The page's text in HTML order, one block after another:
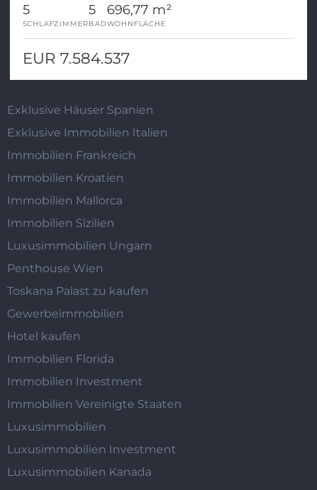
5
SCHLAFZIMMER
5
BAD
696,77 m²
WOHNFLÄCHE
EUR 7.584.537
Exklusive Häuser Spanien
Exklusive Immobilien Italien
Immobilien Frankreich
Immobilien Kroatien
Immobilien Mallorca
Immobilien Sizilien
Luxusimmobilien Ungarn
Penthouse Wien
Toskana Palast zu kaufen
Gewerbeimmobilien
Hotel kaufen
Immobilien Florida
Immobilien Investment
Immobilien Vereinigte Staaten
Luxusimmobilien
Luxusimmobilien Investment
Luxusimmobilien Kanada